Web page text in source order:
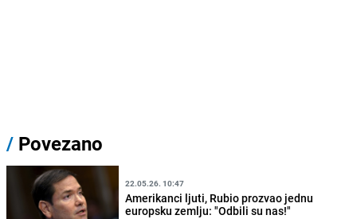
/ Povezano
22.05.26. 10:47
Amerikanci ljuti, Rubio prozvao jednu
europsku zemlju: "Odbili su nas!"